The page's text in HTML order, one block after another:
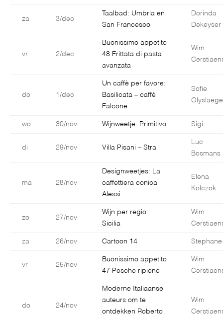
za 3/dec
Taalbad: Umbria en
San Francesco
Dorinda
Dekeyser
vr 2/dec
Buonissimo appetito
48 Frittata di pasta
avanzata
Wim
do 1/dec
Un caffè per favore:
Basilicata – caffè
Falcone
Sofie
wo 30/nov Wijnweetje: Primitivo Sigi
di 29/nov Villa Pisani – Stra
Luc
Bosmans
ma 28/nov
Designweetjes: La
caffettiera conica
Alessi
Elena
Kolczok
zo 27/nov
Wijn per regio:
Sicilia
Wim
za 26/nov Cartoon 14 Stephane
vr 25/nov
Buonissimo appetito
47 Pesche ripiene
Wim
do 24/nov
Moderne Italiaanse
auteurs om te
ontdekken Roberto
Wim